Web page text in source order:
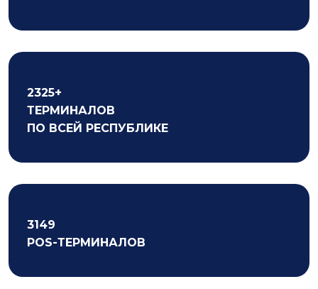
2325+
ТЕРМИНАЛОВ
ПО ВСЕЙ РЕСПУБЛИКЕ
3149
POS-ТЕРМИНАЛОВ